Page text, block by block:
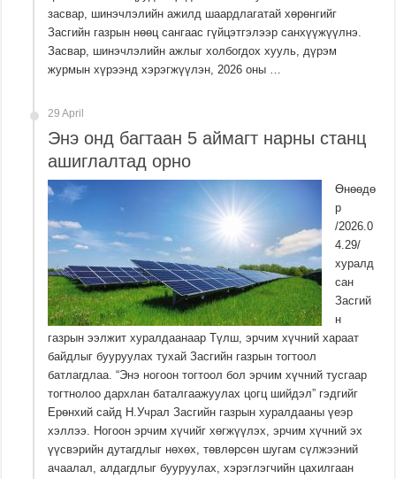
засвар, шинэчлэлийн ажилд шаардлагатай хөрөнгийг
Засгийн газрын нөөц сангаас гүйцэтгэлээр санхүүжүүлнэ.
Засвар, шинэчлэлийн ажлыг холбогдох хууль, дүрэм
журмын хүрээнд хэрэгжүүлэн, 2026 оны …
29 April
Энэ онд багтаан 5 аймагт нарны станц
ашиглалтад орно
Өнөөдө
р
/2026.0
4.29/
хуралд
сан
Засгий
н
газрын ээлжит хуралдаанаар Түлш, эрчим хүчний хараат
байдлыг бууруулах тухай Засгийн газрын тогтоол
батлагдлаа. “Энэ ногоон тогтоол бол эрчим хүчний тусгаар
тогтнолоо дархлан баталгаажуулах цогц шийдэл” гэдгийг
Ерөнхий сайд Н.Учрал Засгийн газрын хуралдааны үеэр
хэллээ. Ногоон эрчим хүчийг хөгжүүлэх, эрчим хүчний эх
үүсвэрийн дутагдлыг нөхөх, төвлөрсөн шугам сүлжээний
ачаалал, алдагдлыг бууруулах, хэрэглэгчийн цахилгаан